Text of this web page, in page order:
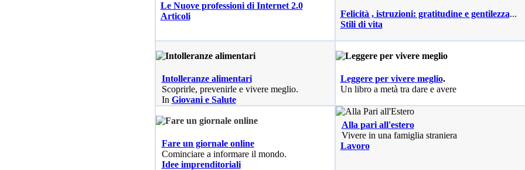
Le Nuove professioni di Internet 2.0
Articoli
Felicità , istruzioni: gratitudine e gentilezza...
Stili di vita
Intolleranze alimentari
Scoprirle, prevenirle e vivere meglio.
In Giovani e Salute
Leggere per vivere meglio.
Un libro a metà tra dare e avere
Fare un giornale online
Cominciare a informare il mondo.
Idee imprenditoriali
Alla pari all'estero
Vivere in una famiglia straniera
Lavoro